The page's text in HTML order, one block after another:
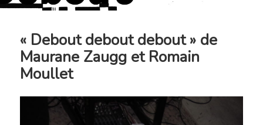
« Debout debout debout » de
Maurane Zaugg et Romain
Moullet